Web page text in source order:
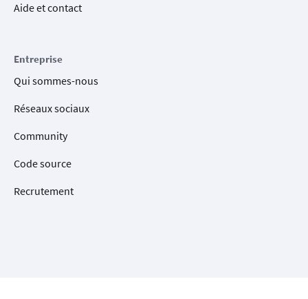
Aide et contact
Entreprise
Qui sommes-nous
Réseaux sociaux
Community
Code source
Recrutement